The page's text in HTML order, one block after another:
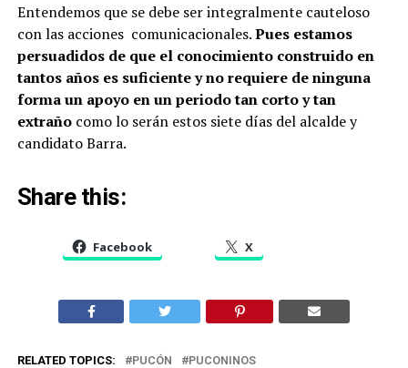
Entendemos que se debe ser integralmente cauteloso
con las acciones comunicacionales.Pues estamos
persuadidos de que el conocimiento construido en
tantos años es suficiente y no requiere de ninguna
forma un apoyo en un periodo tan corto y tan
extrañocomo lo serán estos siete días del alcalde y
candidato Barra.
Share this:
Facebook X
RELATED TOPICS: PUCÓN PUCONINOS